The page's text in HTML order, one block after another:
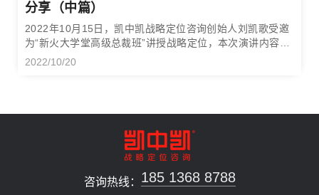
分享（中篇）
2022年10月15日，凯中凯战略定位咨询创始人刘凯歌受邀
为“新火大学堂高级总裁班”讲授战略定位，本次演讲内容文
字整理稿分为上、中、下三个篇章，本篇为中篇。下篇《现
2022/10/20
咨询热线： 185 1368 8788